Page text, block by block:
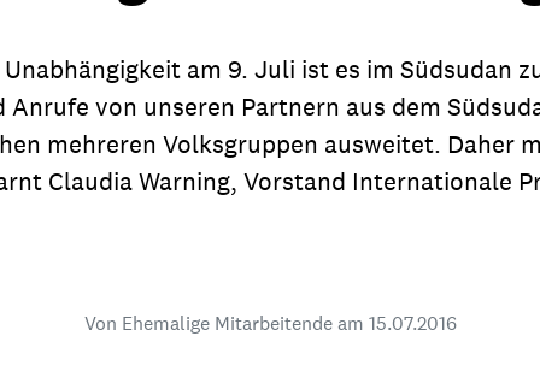
Über unsere politische Arbeit
Stipendien
& Seminare
die Welt-Jugend
Fürbitten
Jugend &
Ehrenamt &
am 9. Juli ist es im Südsudan
von unseren Partnern aus dem
mehreren Volksgruppen ausweitet. Daher
Claudia Warning, Vorstand Internationale
Von Ehemalige Mitarbeitende am 15.07.2016